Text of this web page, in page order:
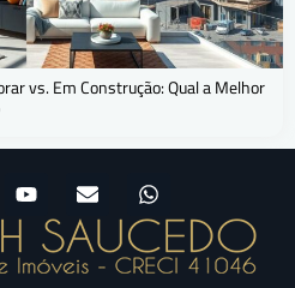
vs. Em Construção: Qual a Melhor